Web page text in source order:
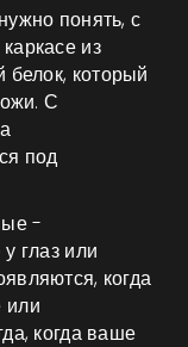
понять, с
из
белок, который
. С
под
-
глаз или
когда
или
когда ваше